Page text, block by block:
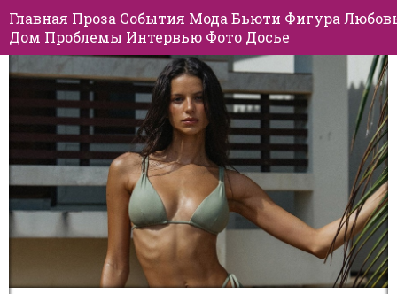
Главная Проза События Мода Бьюти Фигура
Дом Проблемы Интервью Фото Досье